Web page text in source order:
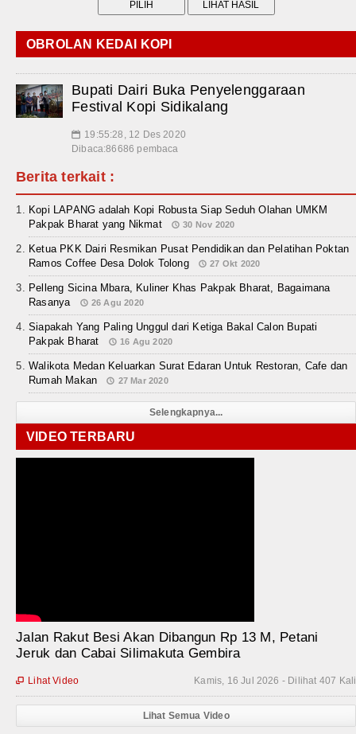
OBROLAN KEDAI KOPI
Bupati Dairi Buka Penyelenggaraan
Festival Kopi Sidikalang
📅 19:55:28, 12 Des 2020
Dibaca:86686 pembaca
Berita terkait :
Kopi LAPANG adalah Kopi Robusta Siap Seduh Olahan UMKM
Pakpak Bharat yang Nikmat
30 Nov 2020
Ketua PKK Dairi Resmikan Pusat Pendidikan dan Pelatihan Poktan
Ramos Coffee Desa Dolok Tolong
27 Okt 2020
Pelleng Sicina Mbara, Kuliner Khas Pakpak Bharat, Bagaimana
Rasanya
26 Agu 2020
Siapakah Yang Paling Unggul dari Ketiga Bakal Calon Bupati
Pakpak Bharat
16 Agu 2020
Walikota Medan Keluarkan Surat Edaran Untuk Restoran, Cafe dan
Rumah Makan
27 Mar 2020
Selengkapnya...
VIDEO TERBARU
Jalan Rakut Besi Akan Dibangun Rp 13 M, Petani
Jeruk dan Cabai Silimakuta Gembira
Kamis, 16 Jul 2026 - Dilihat 407 Kali
 Lihat Video
Lihat Semua Video